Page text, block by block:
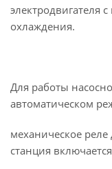
электродвигателя
охлаждения.
Для работы
автоматическом
механическое
станция